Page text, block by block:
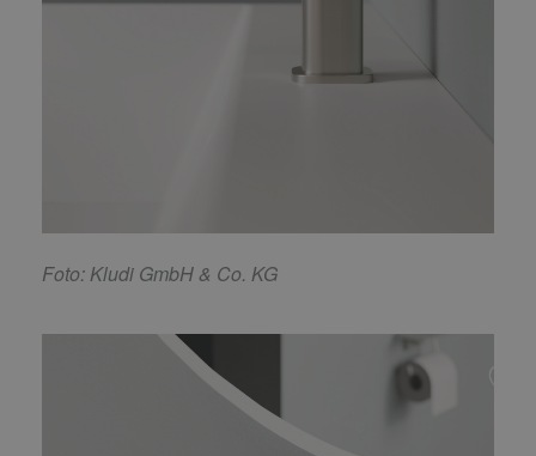
Foto: Kludi GmbH & Co. KG